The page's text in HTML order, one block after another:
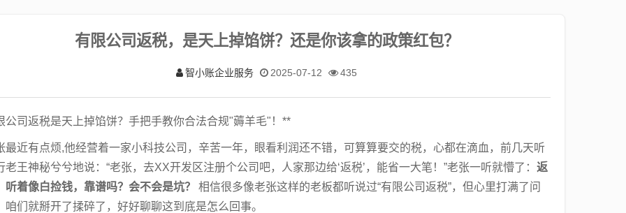
有限公司返税，是天上掉馅饼？还是你该拿的政策红包？
智小账企业服务 2025-07-12 435
公司返税是天上掉馅饼？手把手教你合法合规"薅羊毛"！**
最近有点烦,他经营着一家小科技公司，辛苦一年，眼看利润还不错，可算算要交的税，心都在滴血，前几天听
老王神秘兮兮地说：“老张，去XX开发区注册个公司吧，人家那边给‘返税’，能省一大笔！”老张一听就懵了： 返
听着像白捡钱，靠谱吗？会不会是坑？
相信很多像老张这样的老板都听说过“有限公司返税”，但心里打满了问
咱们就掰开了揉碎了，好好聊聊这到底是怎么回事。